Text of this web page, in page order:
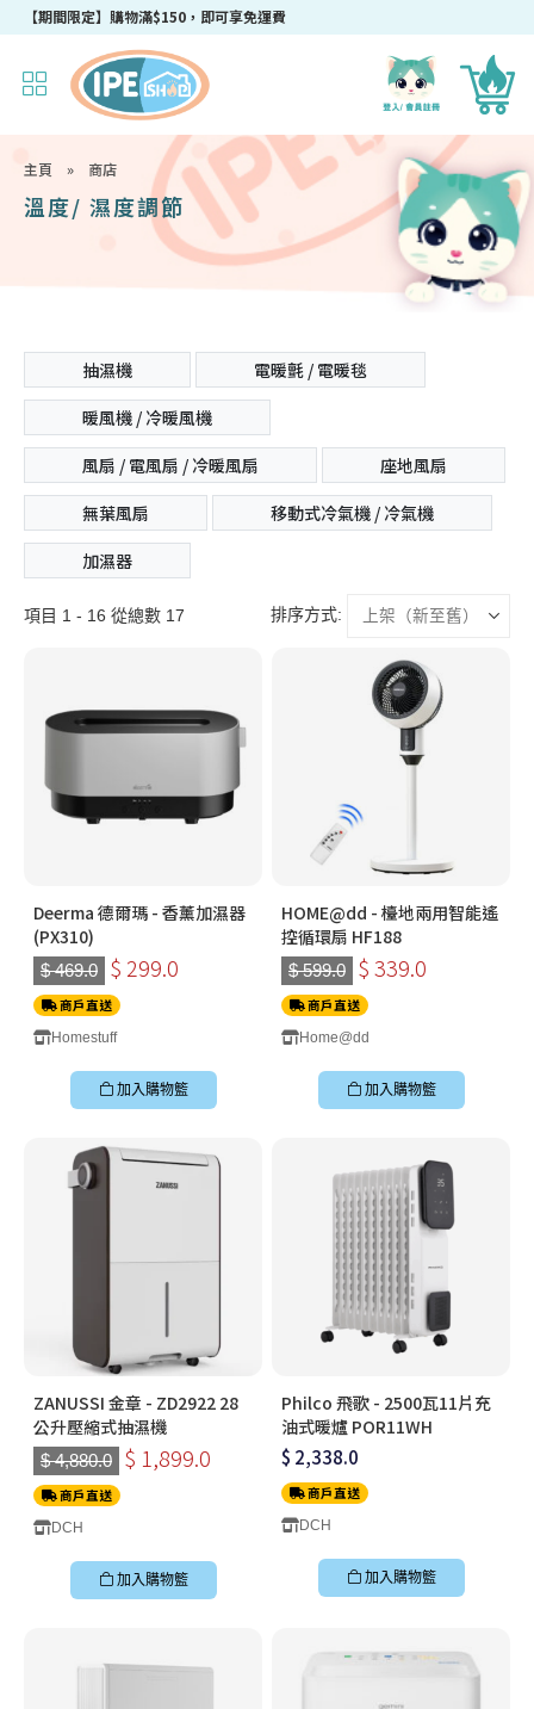
【期間限定】購物滿$150，即可享免運費
成為IPEshop會員，新會員即可獲得迎新$50購物優惠碼！
主頁 » 商店
溫度/ 濕度調節
抽濕機
電暖氈 / 電暖毯
暖風機 / 冷暖風機
風扇 / 電風扇 / 冷暖風扇
座地風扇
無葉風扇
移動式冷氣機 / 冷氣機
加濕器
項目 1 - 16 從總數 17 排序方式:
Deerma 德爾瑪 - 香薰加濕器
(PX310)
$ 469.0 $ 299.0
商戶直送
Homestuff
加入購物籃
HOME@dd - 檯地兩用智能遙
控循環扇 HF188
$ 599.0 $ 339.0
商戶直送
Home@dd
加入購物籃
ZANUSSI 金章 - ZD2922 28
公升壓縮式抽濕機
$ 4,880.0 $ 1,899.0
商戶直送
DCH
加入購物籃
Philco 飛歌 - 2500瓦11片充
油式暖爐 POR11WH
$ 2,338.0
商戶直送
DCH
加入購物籃